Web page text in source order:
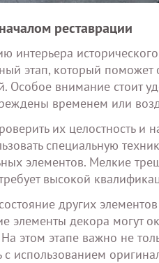
реставрации
интерьера
этап, который
Особое внимание стоит
временем или
их целостность и
специальную
элементов. Мелкие
высокой
других
декора могут
этом этапе важно не
использованием